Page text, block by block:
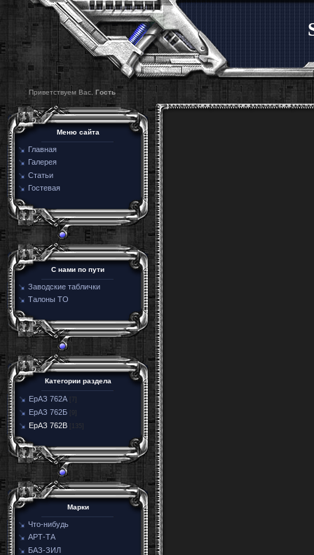
Приветствуем Вас, Гость
Меню сайта
Главная
Галерея
Статьи
Гостевая
C нами по пути
Заводские таблички
Талоны ТО
Категории раздела
ЕрАЗ 762А [7]
ЕрАЗ 762Б
ЕрАЗ 762В [135]
Марки
Что-нибудь
АРТ-ТА
БАЗ-ЗИЛ